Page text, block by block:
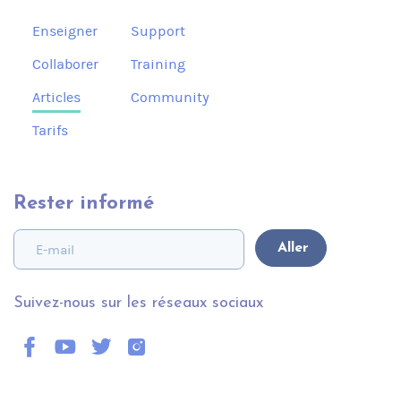
Enseigner
Collaborer
Articles
Tarifs
Support
Training
Community
Rester informé
Suivez-nous sur les réseaux sociaux